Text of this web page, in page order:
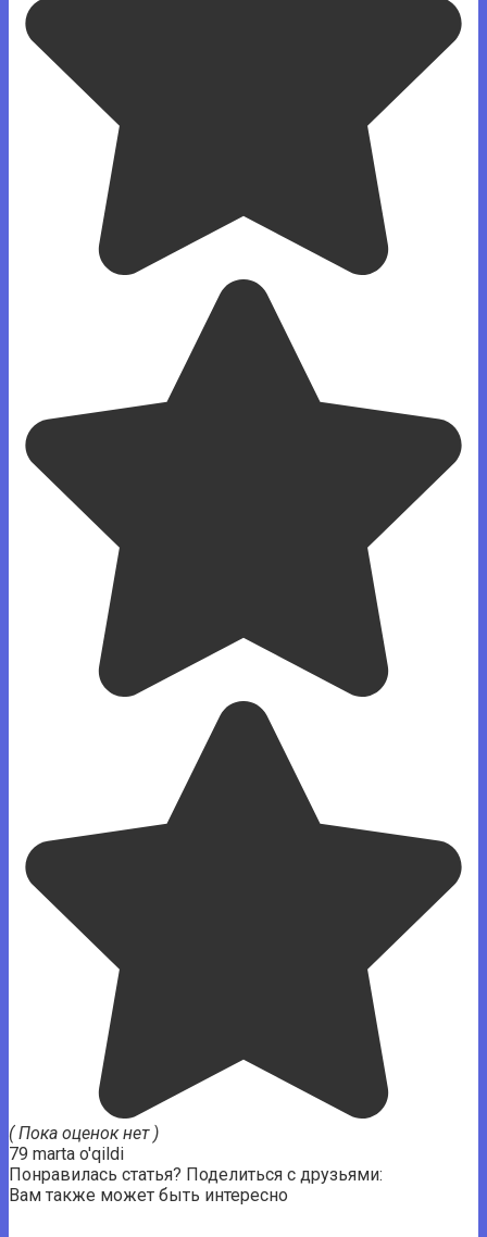
( Пока оценок нет )
79 marta o'qildi
Понравилась статья? Поделиться с друзьями:
Вам также может быть интересно